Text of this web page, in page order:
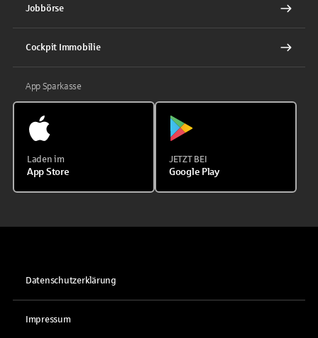
Jobbörse
Cockpit Immobilie
App Sparkasse
Laden im
App Store
JETZT BEI
Google Play
Datenschutzerklärung
Impressum